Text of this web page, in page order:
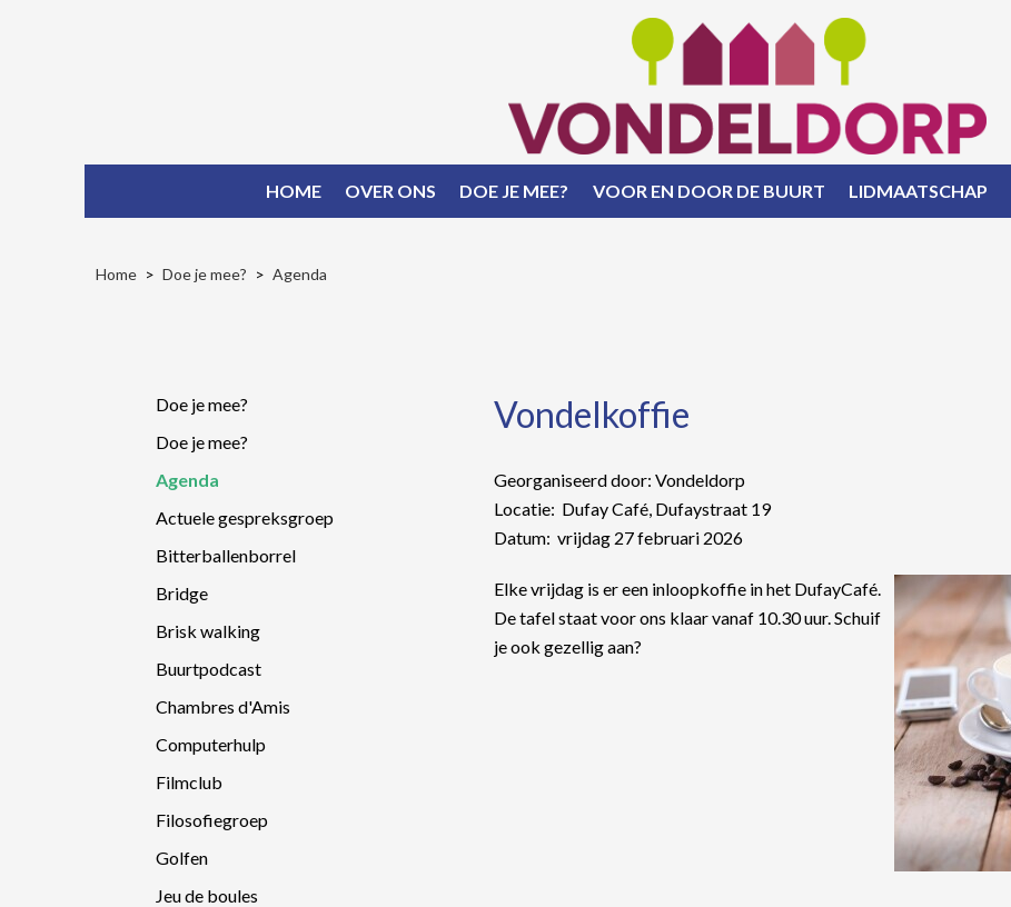
HOME OVER ONS DOE JE MEE? VOOR EN DOOR DE BUURT LIDMAATSCHAP
Home Doe je mee? Agenda
Doe je mee?
Doe je mee?
Agenda
Actuele gespreksgroep
Bitterballenborrel
Bridge
Brisk walking
Buurtpodcast
Chambres d'Amis
Computerhulp
Filmclub
Filosofiegroep
Golfen
Jeu de boules
Vondelkoffie
Georganiseerd door: Vondeldorp
Locatie: Dufay Café, Dufaystraat 19
Datum: vrijdag 27 februari 2026
Elke vrijdag is er een inloopkoffie in het DufayCafé.
De tafel staat voor ons klaar vanaf 10.30 uur. Schuif
je ook gezellig aan?